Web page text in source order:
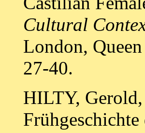
Cultural
London,
27-40.
HILTY,